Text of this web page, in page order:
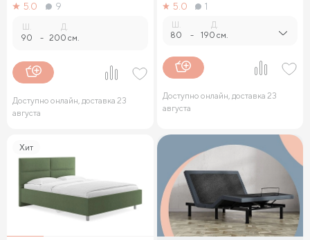
5.0
9
Ш.
90 -
Д.
200 см.
Доступно онлайн, доставка 23
августа
5.0
1
Ш.
80 -
Д.
190 см.
Доступно онлайн, доставка 23
августа
Хит